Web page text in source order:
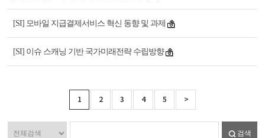
[SI] 모바일 지급결제서비스 혁신 동향 및 과제
[SI] 이슈 스캐닝 기반 국가미래전략 수립방향
1 2 3 4 5 >
검색